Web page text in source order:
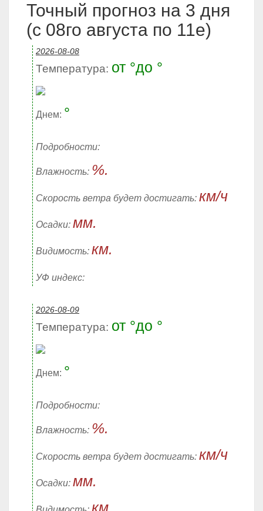
Точный прогноз на 3 дня
(с 08го августа по 11е)
2026-08-08
Температура: от °до °
Днем: °
Подробности:
Влажность: %.
Скорость ветра будет достигать: км/ч
Осадки: мм.
Видимость: км.
УФ индекс:
2026-08-09
Температура: от °до °
Днем: °
Подробности:
Влажность: %.
Скорость ветра будет достигать: км/ч
Осадки: мм.
км.